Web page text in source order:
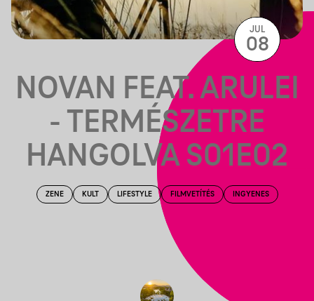
NOVAN FEAT. ARULEI
- TERMÉSZETRE
HANGOLVA S01E02
ZENE KULT LIFESTYLE FILMVETÍTÉS INGYENES
JUL
08